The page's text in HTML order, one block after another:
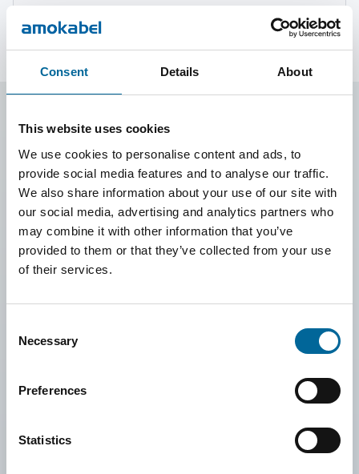
Consent Details About
This website uses cookies
We use cookies to personalise content and ads, to
provide social media features and to analyse our traffic.
We also share information about your use of our site with
our social media, advertising and analytics partners who
may combine it with other information that you’ve
provided to them or that they’ve collected from your use
of their services.
Selection
Necessary
Preferences
Statistics
Måling av vår
miljøpåvirkning